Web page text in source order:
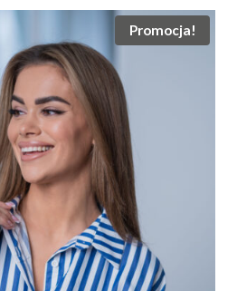
Promocja!